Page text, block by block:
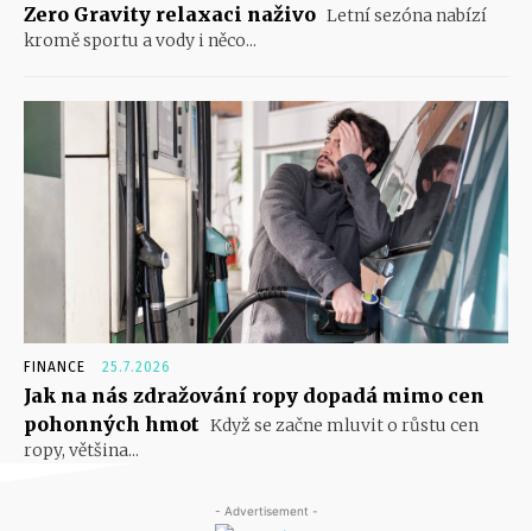
Zero Gravity relaxaci naživo Letní sezóna nabízí
kromě sportu a vody i něco...
FINANCE 25.7.2026
Jak na nás zdražování ropy dopadá mimo cen
pohonných hmot Když se začne mluvit o růstu cen
ropy, většina...
- Advertisement -